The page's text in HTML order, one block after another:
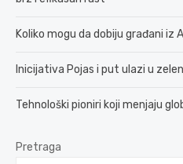
Koliko mogu da dobiju građani iz
Inicijativa Pojas i put ulazi u
Tehnološki pioniri koji menjaju
Pretraga